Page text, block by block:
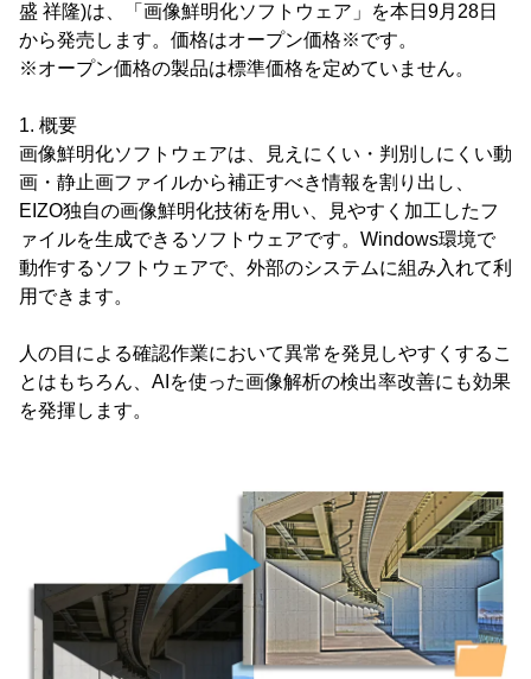
盛 祥隆)は、「画像鮮明化ソフトウェア」を本日9月28日
から発売します。価格はオープン価格※です。
※オープン価格の製品は標準価格を定めていません。
1. 概要
画像鮮明化ソフトウェアは、見えにくい・判別しにくい動
画・静止画ファイルから補正すべき情報を割り出し、
EIZO独自の画像鮮明化技術を用い、見やすく加工したフ
ァイルを生成できるソフトウェアです。Windows環境で
動作するソフトウェアで、外部のシステムに組み入れて利
用できます。
人の目による確認作業において異常を発見しやすくするこ
とはもちろん、AIを使った画像解析の検出率改善にも効果
を発揮します。